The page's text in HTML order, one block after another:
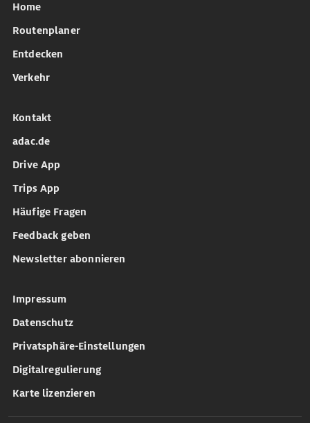
Home
Routenplaner
Entdecken
Verkehr
Kontakt
adac.de
Drive App
Trips App
Häufige Fragen
Feedback geben
Newsletter abonnieren
Impressum
Datenschutz
Privatsphäre-Einstellungen
Digitalregulierung
Karte lizenzieren